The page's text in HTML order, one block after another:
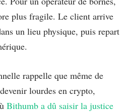
plus fragile. Le client arrive
un lieu physique, puis repart
rappelle que même de
lourdes en crypto,
Bithumb a dû saisir la justice